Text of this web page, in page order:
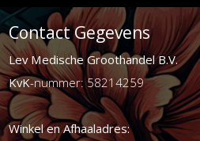
Contact Gegevens
Lev Medische Groothandel B.V.
KvK-nummer: 58214259
Winkel en Afhaaladres: